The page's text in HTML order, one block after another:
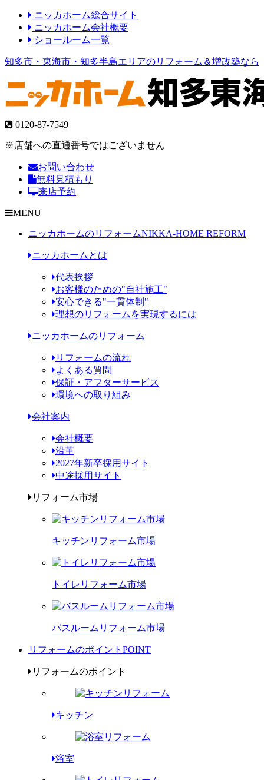
ニッカホーム総合サイト
ニッカホーム会社概要
ショールーム一覧
知多市・東海市・知多半島エリアのリフォーム＆増改築なら
0120-87-7549
※店舗への直通番号ではございません
お問い合わせ
無料見積もり
来店予約
MENU
ニッカホームのリフォームNIKKA-HOME REFORM
ニッカホームとは
代表挨拶
お客様のための"自社施工"
安心できる"一貫体制"
理想のリフォームを実現するには
ニッカホームのリフォーム
リフォームの流れ
よくある質問
保証・アフターサービス
環境への取り組み
会社案内
会社概要
沿革
2027年新卒採用サイト
中途採用サイト
リフォーム市場
キッチンリフォーム市場
トイレリフォーム市場
バスルームリフォーム市場
リフォームのポイント POINT
リフォームのポイント
キッチン
浴室